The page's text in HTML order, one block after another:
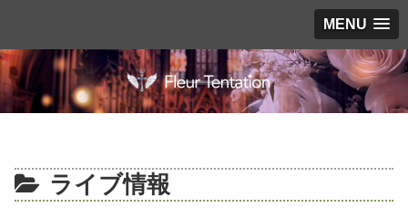
MENU
ライブ情報